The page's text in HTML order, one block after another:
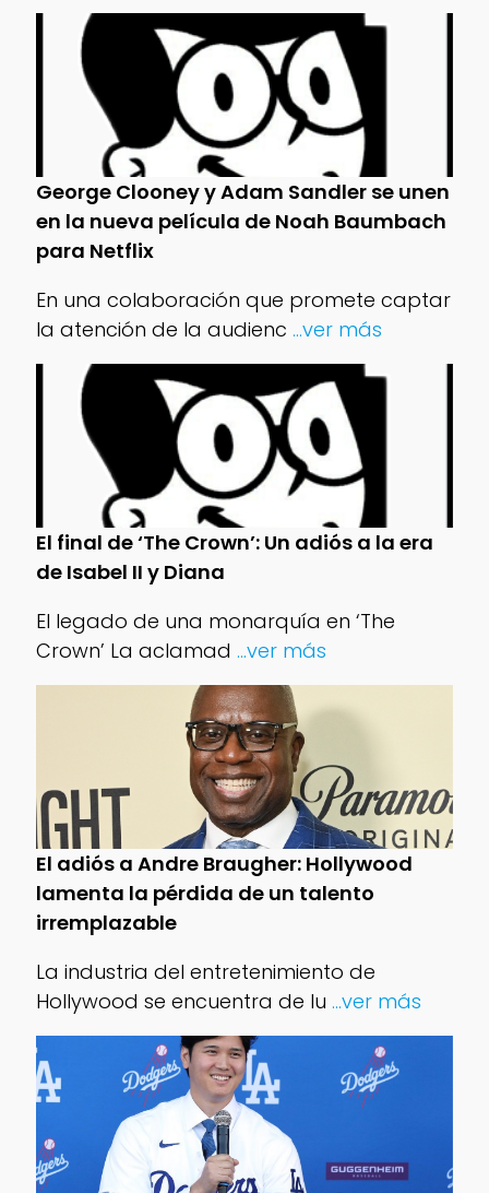
George Clooney y Adam Sandler se unen
en la nueva película de Noah Baumbach
para Netflix
En una colaboración que promete captar
la atención de la audienc ...ver más
El final de ‘The Crown’: Un adiós a la era
de Isabel II y Diana
El legado de una monarquía en ‘The
Crown’ La aclamad ...ver más
El adiós a Andre Braugher: Hollywood
lamenta la pérdida de un talento
irremplazable
La industria del entretenimiento de
Hollywood se encuentra de lu ...ver más